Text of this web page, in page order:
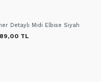
Detaylı Midi Elbise Siyah
TL